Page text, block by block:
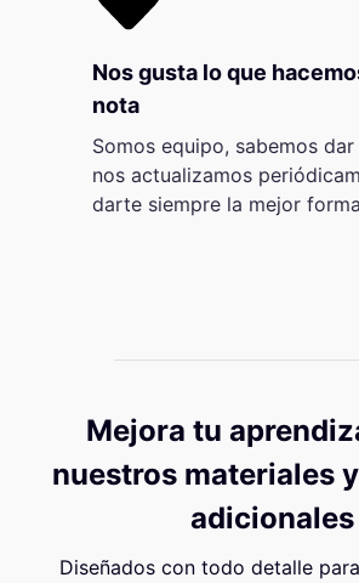
Nos gusta lo que
nota
Somos equipo, sabemos
nos actualizamos
darte siempre la mejor
Mejora tu
nuestros materiales
adicionales
Diseñados con todo detalle